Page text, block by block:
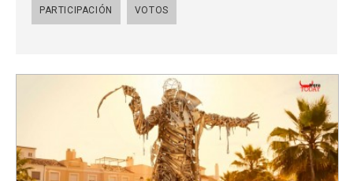
PARTICIPACIÓN VOTOS